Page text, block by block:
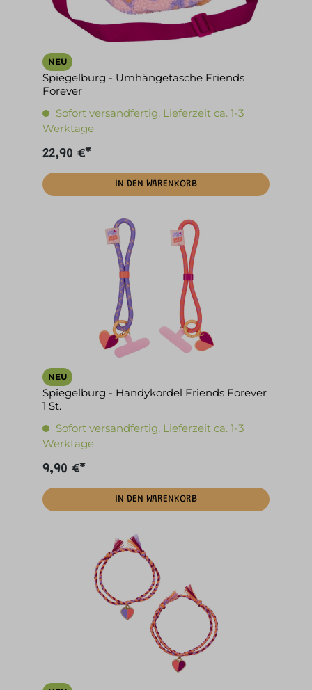
NEU
Spiegelburg - Umhängetasche Friends
Forever
Sofort versandfertig, Lieferzeit ca. 1-3
Werktage
22,90 €*
IN DEN WARENKORB
NEU
Spiegelburg - Handykordel Friends Forever
1 St.
Sofort versandfertig, Lieferzeit ca. 1-3
Werktage
9,90 €*
IN DEN WARENKORB